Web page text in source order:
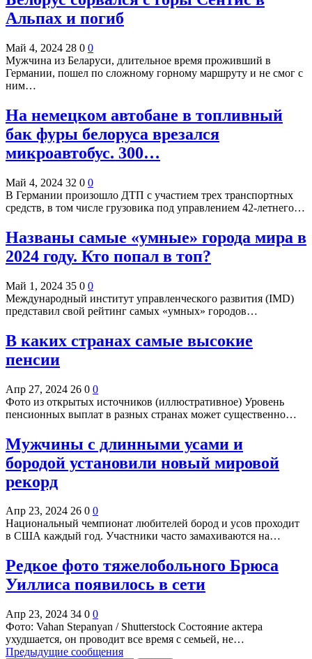
Альпах и погиб
Май 4, 2024 28 0 0
Мужчина из Беларуси, длительное время проживший в
Германии, пошел по сложному горному маршруту и не смог с
ним…
На немецком автобане в топливный
бак фуры белоруса врезался
микроавтобус. 300…
Май 4, 2024 32 0 0
В Германии произошло ДТП с участием трех транспортных
средств, в том числе грузовика под управлением 42-летнего…
Названы самые «умные» города мира в
2024 году. Кто попал в топ?
Май 1, 2024 35 0 0
Международный институт управленческого развития (IMD)
представил свой рейтинг самых «умных» городов…
В каких странах самые высокие
пенсии
Апр 27, 2024 26 0 0
Фото из открытых источников (иллюстративное) Уровень
пенсионных выплат в разных странах может существенно…
Мужчины с длинными усами и
бородой установили новый мировой
рекорд
Апр 23, 2024 26 0 0
Национальный чемпионат любителей бород и усов проходит
в США каждый год. Участники часто замахиваются на…
Редкое фото тяжелобольного Брюса
Уиллиса появилось в сети
Апр 23, 2024 34 0 0
Фото: Vahan Stepanyan / Shutterstock Состояние актера
ухудшается, он проводит все время с семьей, не…
Предыдущие сообщения